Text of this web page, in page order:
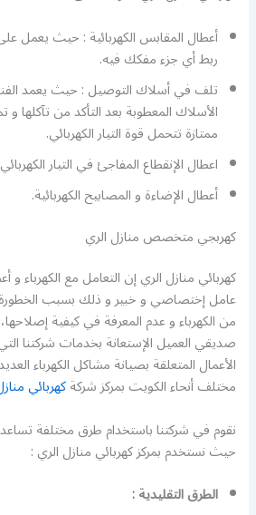
أعطال المقابس الكهربائية : حيث يعمل
ربط أي جزء مفكك فيه.
تلف في أسلاك التوصيل : حيث يعمد الفني
الأسلاك المعطوبة بعد التأكد من تآكلها
ممتازة تتحمل قوة التيار الكهربائي.
اعطال الإنقطاع المفاجئ في التيار
أعطال الإضاءة و المصابيح الكهربائية.
كهربجي متخصص منازل الري
كهربائي منازل الري إن التعامل مع الكهرباء و
عامل إختصاصي و خبير و ذلك بسبب الخطورة
من الكهرباء و عدم المعرفة في كيفية
صديقي العميل الإستعانة بخدمات شركتنا
الأعمال المتعلقة بصيانة مشاكل الكهرباء
مختلف أنحاء الكويت بمركز شركةكهربائي
نقوم في شركتنا باستخدام طرق مختلفة
حيث نستخدم بمركز كهربائي منازل الري :
الطرق التقليدية :